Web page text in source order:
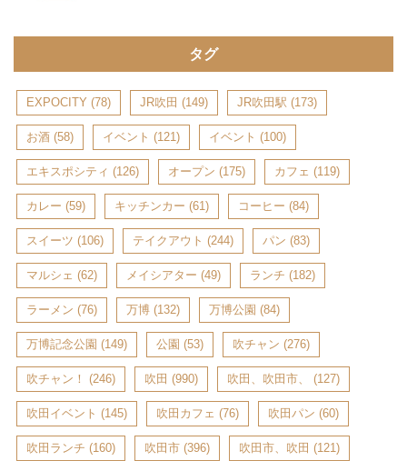
タグ
EXPOCITY (78) JR吹田 (149) JR吹田駅 (173)
お酒 (58) イベント (121) イベント (100)
エキスポシティ (126) オープン (175) カフェ (119)
カレー (59) キッチンカー (61) コーヒー (84)
スイーツ (106) テイクアウト (244) パン (83)
マルシェ (62) メイシアター (49) ランチ (182)
ラーメン (76) 万博 (132) 万博公園 (84)
万博記念公園 (149) 公園 (53) 吹チャン (276)
吹チャン！ (246) 吹田 (990) 吹田、吹田市、 (127)
吹田イベント (145) 吹田カフェ (76) 吹田パン (60)
吹田ランチ (160) 吹田市 (396) 吹田市、吹田 (121)